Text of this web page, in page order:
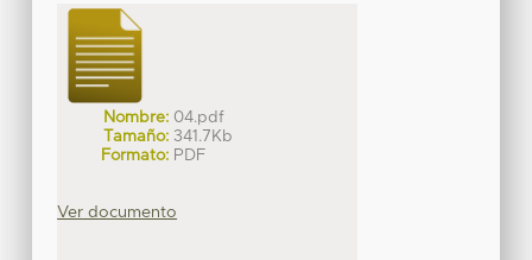
Nombre: 04.pdf
Tamaño: 341.7Kb
Formato: PDF
Ver documento